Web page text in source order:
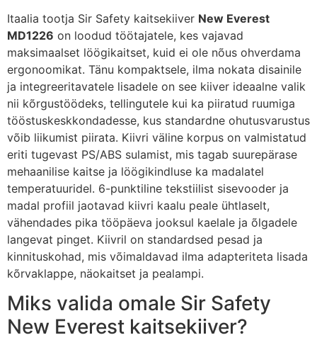
Itaalia tootja Sir Safety kaitsekiiver New Everest
MD1226 on loodud töötajatele, kes vajavad
maksimaalset löögikaitset, kuid ei ole nõus ohverdama
ergonoomikat. Tänu kompaktsele, ilma nokata disainile
ja integreeritavatele lisadele on see kiiver ideaalne valik
nii kõrgustöödeks, tellingutele kui ka piiratud ruumiga
tööstuskeskkondadesse, kus standardne ohutusvarustus
võib liikumist piirata. Kiivri väline korpus on valmistatud
eriti tugevast PS/ABS sulamist, mis tagab suurepärase
mehaanilise kaitse ja löögikindluse ka madalatel
temperatuuridel. 6-punktiline tekstiilist sisevooder ja
madal profiil jaotavad kiivri kaalu peale ühtlaselt,
vähendades pika tööpäeva jooksul kaelale ja õlgadele
langevat pinget. Kiivril on standardsed pesad ja
kinnituskohad, mis võimaldavad ilma adapteriteta lisada
kõrvaklappe, näokaitset ja pealampi.
Miks valida omale Sir Safety
New Everest kaitsekiiver?